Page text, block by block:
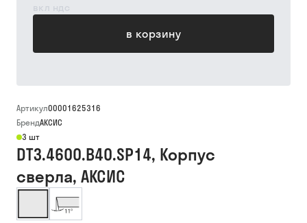
вкл ндс
в корзину
Артикул00001625316
БрендАКСИС
3 шт
DT3.4600.B40.SP14, Корпус
сверла, АКСИС